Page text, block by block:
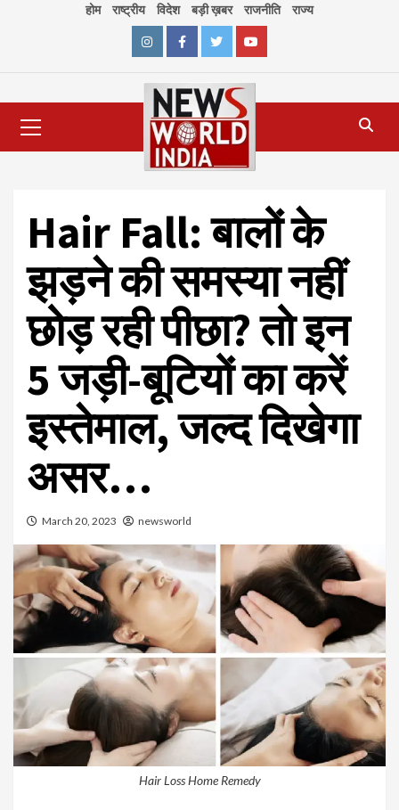
होम राष्ट्रीय विदेश बड़ी ख़बर राजनीति राज्य
InstagramFacebookTwitterYoutube
Menu
Hair Fall: बालों के
झड़ने की समस्या नहीं
छोड़ रही पीछा? तो इन
5 जड़ी-बूटियों का करें
इस्तेमाल, जल्द दिखेगा
असर…
March 20, 2023 newsworld
Hair Loss Home Remedy